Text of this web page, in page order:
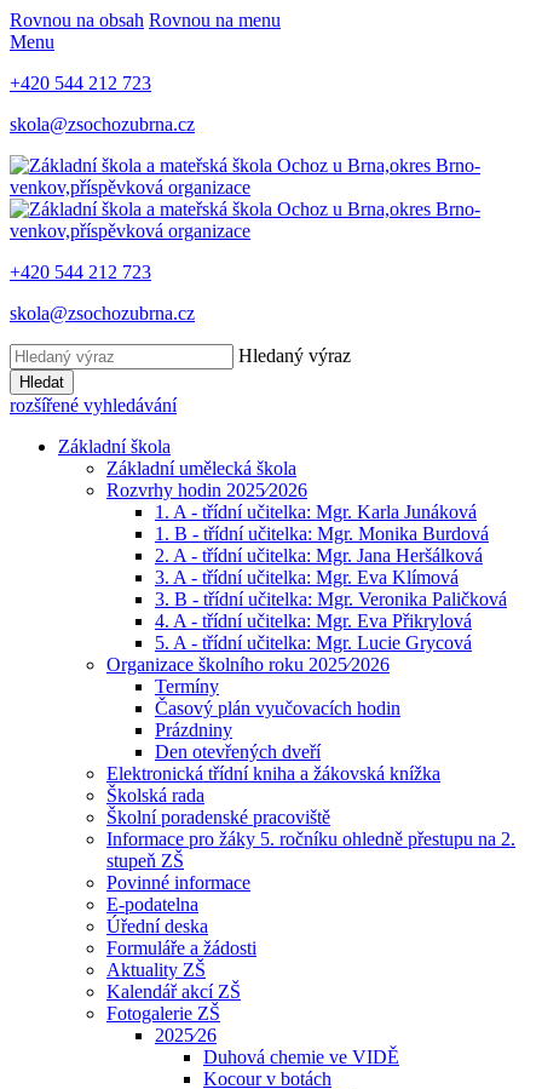
Rovnou na obsah Rovnou na menu
Menu
+420 544 212 723
skola@zsochozubrna.cz
+420 544 212 723
skola@zsochozubrna.cz
Hledaný výraz
Hledat
rozšířené vyhledávání
Základní škola
Základní umělecká škola
Rozvrhy hodin 2025⁄2026
1. A - třídní učitelka: Mgr. Karla Junáková
1. B - třídní učitelka: Mgr. Monika Burdová
2. A - třídní učitelka: Mgr. Jana Heršálková
3. A - třídní učitelka: Mgr. Eva Klímová
3. B - třídní učitelka: Mgr. Veronika Paličková
4. A - třídní učitelka: Mgr. Eva Přikrylová
5. A - třídní učitelka: Mgr. Lucie Grycová
Organizace školního roku 2025⁄2026
Termíny
Časový plán vyučovacích hodin
Prázdniny
Den otevřených dveří
Elektronická třídní kniha a žákovská knížka
Školská rada
Školní poradenské pracoviště
Informace pro žáky 5. ročníku ohledně přestupu na 2.
stupeň ZŠ
Povinné informace
E-podatelna
Úřední deska
Formuláře a žádosti
Aktuality ZŠ
Kalendář akcí ZŠ
Fotogalerie ZŠ
2025⁄26
Duhová chemie ve VIDĚ
Kocour v botách